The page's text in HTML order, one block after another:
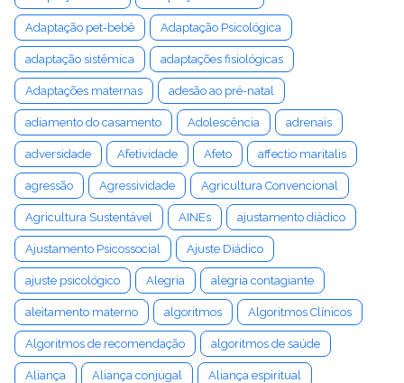
Adaptação pet-bebê Adaptação Psicológica
adaptação sistêmica adaptações fisiológicas
Adaptações maternas adesão ao pré-natal
adiamento do casamento Adolescência adrenais
adversidade Afetividade Afeto affectio maritalis
agressão Agressividade Agricultura Convencional
Agricultura Sustentável AINEs ajustamento diádico
Ajustamento Psicossocial Ajuste Diádico
ajuste psicológico Alegria alegria contagiante
aleitamento materno algoritmos Algoritmos Clínicos
Algoritmos de recomendação algoritmos de saúde
Aliança Aliança conjugal Aliança espiritual